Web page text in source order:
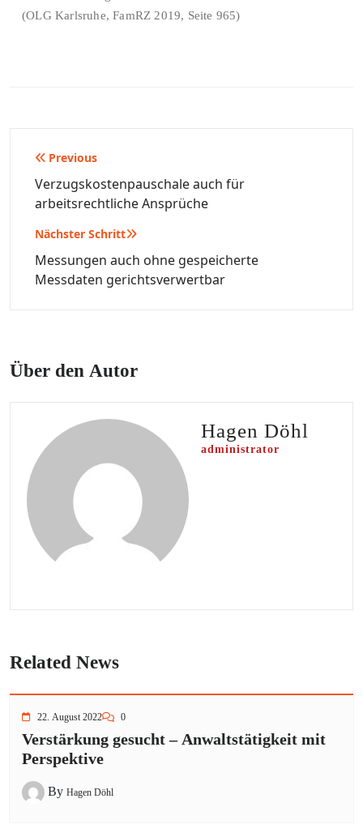
(OLG Karlsruhe, FamRZ 2019, Seite 965)
Beitragsnavigation
Previous
Verzugskostenpauschale auch für
arbeitsrechtliche Ansprüche
Nächster Schritt
Messungen auch ohne gespeicherte
Messdaten gerichtsverwertbar
Über den Autor
Hagen Döhl
administrator
Related News
22. August 2022 0
Verstärkung gesucht – Anwaltstätigkeit mit
Perspektive
By Hagen Döhl